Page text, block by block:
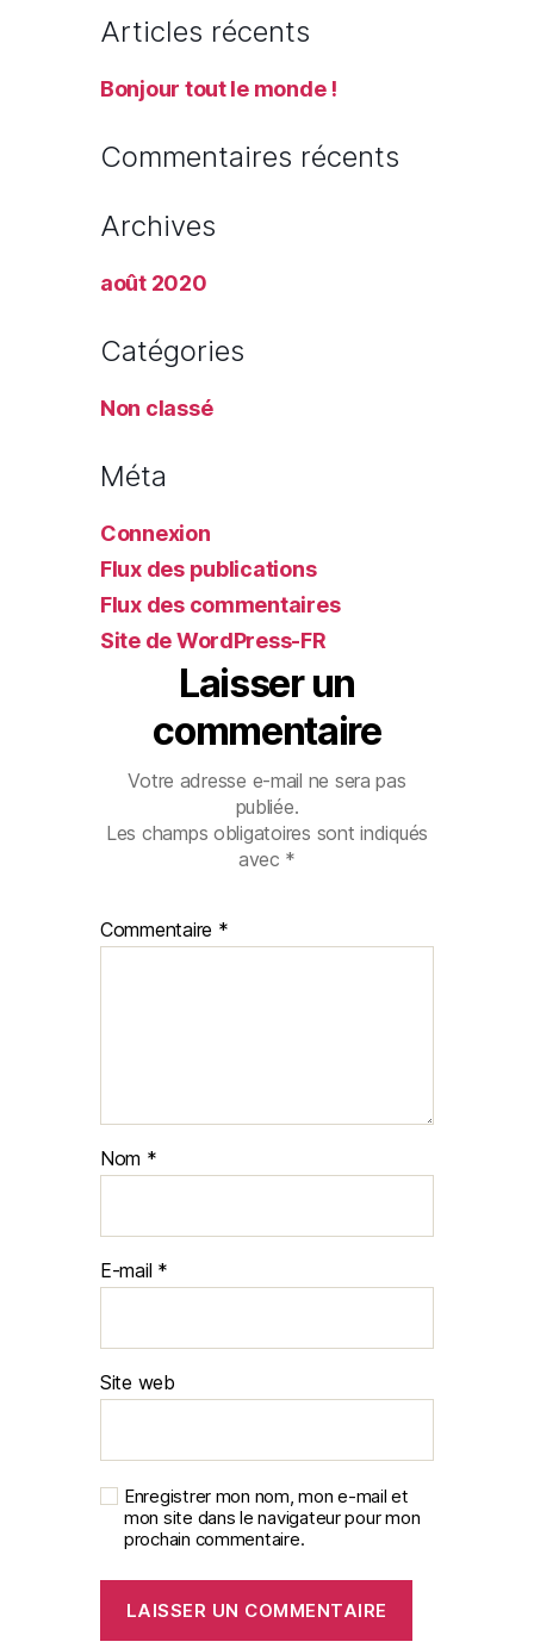
Articles récents
Bonjour tout le monde !
Commentaires récents
Archives
août 2020
Catégories
Non classé
Méta
Connexion
Flux des publications
Flux des commentaires
Site de WordPress-FR
Laisser un
commentaire
Votre adresse e-mail ne sera pas
publiée.
Les champs obligatoires sont indiqués
avec *
Commentaire *
Nom *
E-mail *
Site web
Enregistrer mon nom, mon e-mail et
mon site dans le navigateur pour mon
prochain commentaire.